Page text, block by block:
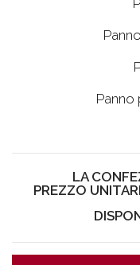
LA
PREZZO